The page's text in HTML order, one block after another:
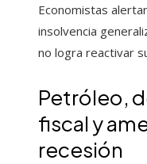
Economistas
insolvencia
no logra reactivar
Petróleo,
fiscal y
recesión